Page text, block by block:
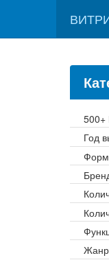
500+
Год
Жанр